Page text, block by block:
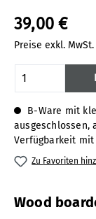
39,00 €
Preise exkl.
B-Ware mit
ausgeschlossen,
Verfügbarkeit mit
Produkt
Zu Favoriten
Wood